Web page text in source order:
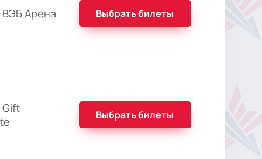
Арена Выбрать билеты
Gift
Выбрать билеты